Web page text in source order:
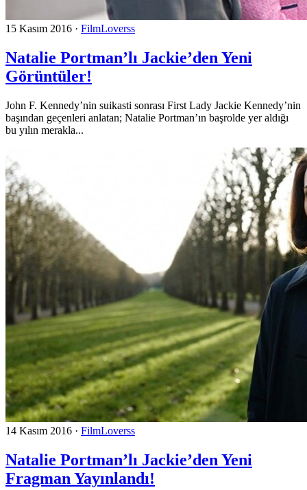
15 Kasım 2016 · FilmLoverss
Natalie Portman’lı Jackie’den Yeni
Görüntüler!
John F. Kennedy’nin suikasti sonrası First Lady Jackie Kennedy’nin
başından geçenleri anlatan; Natalie Portman’ın başrolde yer aldığı
bu yılın merakla...
14 Kasım 2016 · FilmLoverss
Natalie Portman’lı Jackie’den Yeni
Fragman Yayınlandı!